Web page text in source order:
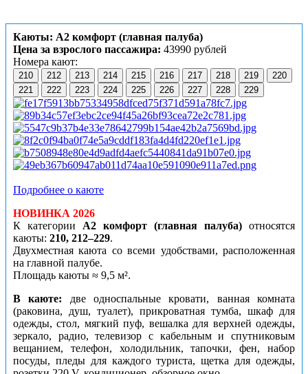
Каюты: А2 комфорт (главная палуба)
Цена за взрослого пассажира: 43990 рублей
Номера кают:
210 212 213 214 215 216 217 218 219
220
221
222 223 224 225 226 227 228 229
Подробнее о каюте
НОВИНКА 2026
К категории А2 комфорт (главная палуба) относятся
каюты: 210, 212–229.
Двухместная каюта со всеми удобствами, расположенная
на главной палубе.
Площадь каюты ≈ 9,5 м².
В каюте: две односпальные кровати, ванная комната
(раковина, душ, туалет), прикроватная тумба, шкаф для
одежды, стол, мягкий пуф, вешалка для верхней одежды,
зеркало, радио, телевизор с кабельным и спутниковым
вещанием, телефон, холодильник, тапочки, фен, набор
посуды, пледы для каждого туриста, щетка для одежды,